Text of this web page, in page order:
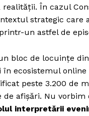
În cazul
strategic
un astfel de
bloc de locuințe
în ecosistemul
peste 3.200 de
afișări. Nu
interpretării